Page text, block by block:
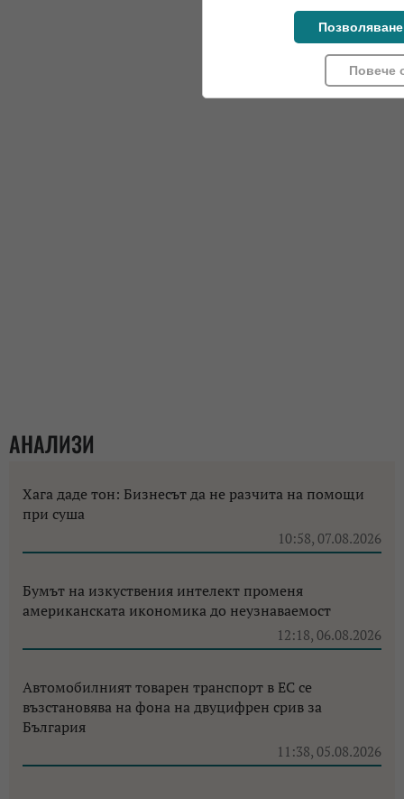
АНАЛИЗИ
Хага даде тон: Бизнесът да не разчита на помощи
при суша
10:58, 07.08.2026
Бумът на изкуствения интелект променя
американската икономика до неузнаваемост
12:18, 06.08.2026
Автомобилният товарен транспорт в ЕС се
възстановява на фона на двуцифрен срив за
България
11:38, 05.08.2026
Повече